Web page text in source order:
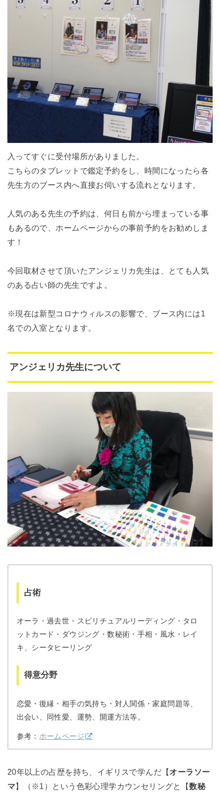
入ってすぐに受付場所がありました。
こちらのタブレットで鑑定予約をし、時間になったら各
先生方のブース内へ直接お伺いする流れとなります。
人気のある先生の予約は、何日も前から埋まっている事
もあるので、ホームページからの事前予約をお勧めしま
す！
今回取材させて頂いたアンジェリカ先生は、とても人気
のある占い師の先生ですよ。
※現在は新型コロナウィルスの影響で、ブース内には1
名での入室となります。
アンジェリカ先生について
占術
オーラ・過去世・スピリチュアルリーディング・タロ
ットカード・ダウジング・数秘術・手相・風水・レイ
キ、シータヒーリング
得意分野
恋愛・復縁・相手の気持ち・対人関係・家庭問題等、
出会い、同性愛、運勢、開運方法等。
参考： ホームページ
20年以上の占歴を持ち、イギリスで学んだ【オーラソー
マ】（※1）という色彩心理学カウンセリングと【数秘